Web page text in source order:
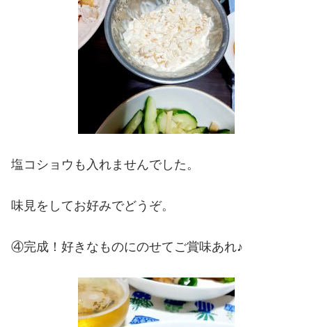
塩コショウも入れませんでした。
味見をしてお好みでどうぞ。
④完成！好きなものにのせてご賞味あれ♪